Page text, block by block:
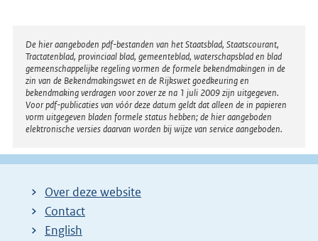
Disclaimer
De hier aangeboden pdf-bestanden van het Staatsblad, Staatscourant,
Tractatenblad, provinciaal blad, gemeenteblad, waterschapsblad en blad
gemeenschappelijke regeling vormen de formele bekendmakingen in de
zin van de Bekendmakingswet en de Rijkswet goedkeuring en
bekendmaking verdragen voor zover ze na 1 juli 2009 zijn uitgegeven.
Voor pdf-publicaties van vóór deze datum geldt dat alleen de in papieren
vorm uitgegeven bladen formele status hebben; de hier aangeboden
elektronische versies daarvan worden bij wijze van service aangeboden.
Over deze website
Contact
English